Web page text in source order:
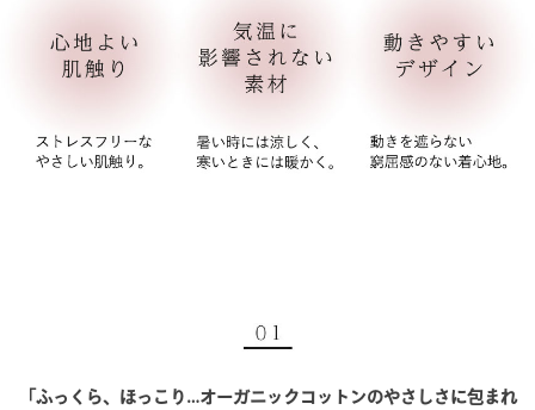
「ふっくら、ほっこり…オーガニックコットンのやさしさに包まれ